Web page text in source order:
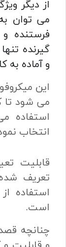
از دیگر
می توان
فرستنده
و آماده به
این
می شود تا
استفاده
انتخاب
تعریف
استفاده
است.
چنانچه